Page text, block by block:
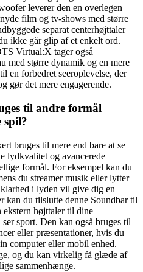
leverer den en overlegen
film og tv-shows med større
separat centerhøjttaler
ikke går glip af et enkelt ord.
Virtual:X tager også
med større dynamik og en mere
en forbedret seeroplevelse, der
gør det mere engagerende.
til andre formål
spil?
bruges til mere end bare at se
lydkvalitet og avancerede
formål. For eksempel kan du
du streamer musik eller lytter
i lyden vil give dig en
kan du tilslutte denne Soundbar til
ekstern højttaler til dine
sport. Den kan også bruges til
eller præsentationer, hvis du
computer eller mobil enhed.
og du kan virkelig få glæde af
sammenhænge.